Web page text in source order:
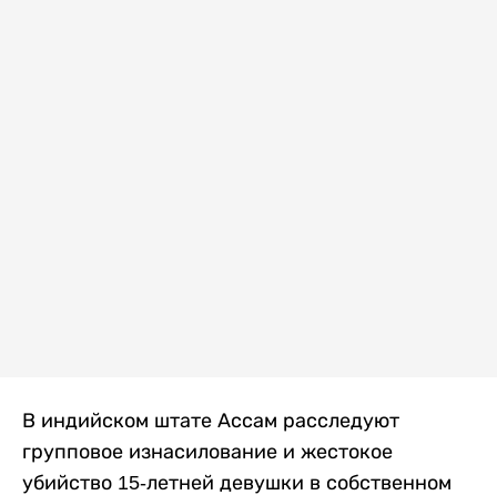
В индийском штате Ассам расследуют
групповое изнасилование и жестокое
убийство 15-летней девушки в собственном